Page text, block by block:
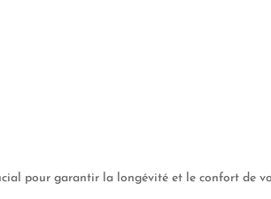
pour garantir la longévité et le confort de